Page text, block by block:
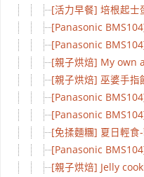
[活力早餐] 培根起士
[Panasonic
[Panasonic
[親子烘焙] My own
[親子烘焙] 巫婆手指
[Panasonic
[Panasonic
[免揉麵糰] 夏日輕食
[Panasonic
[親子烘焙] Jelly